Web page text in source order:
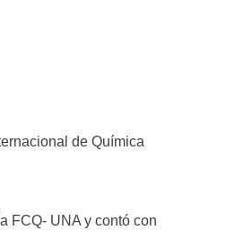
de Química
FCQ- UNA y contó con